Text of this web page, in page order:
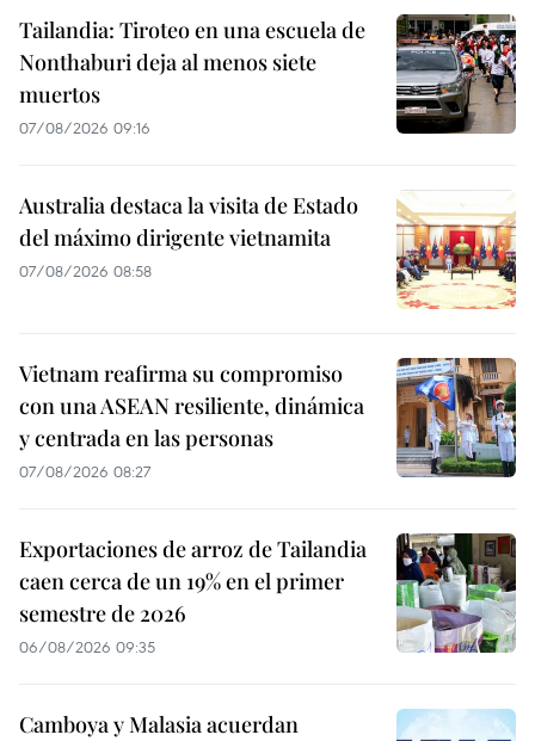
Tailandia: Tiroteo en una escuela de
Nonthaburi deja al menos siete
muertos
07/08/2026 09:16
Australia destaca la visita de Estado
del máximo dirigente vietnamita
07/08/2026 08:58
Vietnam reafirma su compromiso
con una ASEAN resiliente, dinámica
y centrada en las personas
07/08/2026 08:27
Exportaciones de arroz de Tailandia
caen cerca de un 19% en el primer
semestre de 2026
06/08/2026 09:35
Camboya y Malasia acuerdan